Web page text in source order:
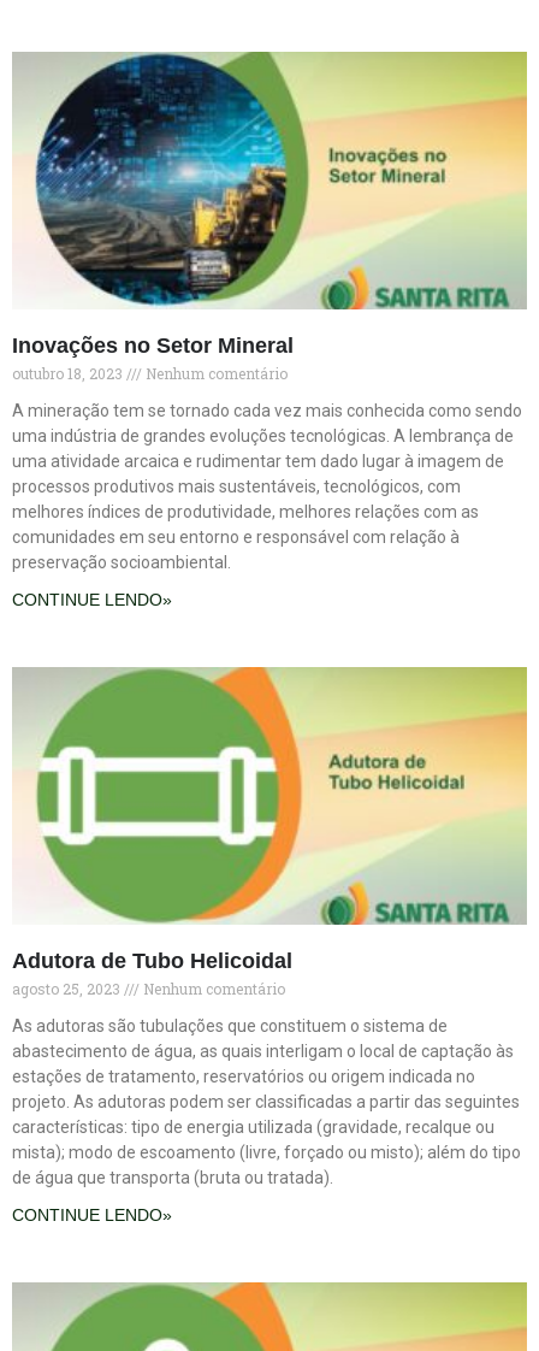
Inovações no Setor Mineral
outubro 18, 2023
Nenhum comentário
A mineração tem se tornado cada vez mais conhecida como sendo
uma indústria de grandes evoluções tecnológicas. A lembrança de
uma atividade arcaica e rudimentar tem dado lugar à imagem de
processos produtivos mais sustentáveis, tecnológicos, com
melhores índices de produtividade, melhores relações com as
comunidades em seu entorno e responsável com relação à
preservação socioambiental.
CONTINUE LENDO»
Adutora de Tubo Helicoidal
agosto 25, 2023
Nenhum comentário
As adutoras são tubulações que constituem o sistema de
abastecimento de água, as quais interligam o local de captação às
estações de tratamento, reservatórios ou origem indicada no
projeto. As adutoras podem ser classificadas a partir das seguintes
características: tipo de energia utilizada (gravidade, recalque ou
mista); modo de escoamento (livre, forçado ou misto); além do tipo
de água que transporta (bruta ou tratada).
CONTINUE LENDO»